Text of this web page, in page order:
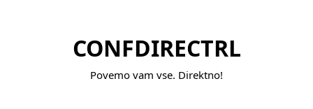
CONFDIRECTRL
Povemo vam vse. Direktno!